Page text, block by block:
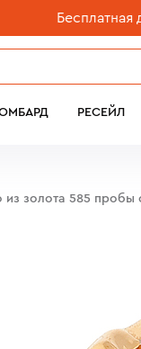
Бесплатная
РЕСЕЙЛ
из золота 585 пробы